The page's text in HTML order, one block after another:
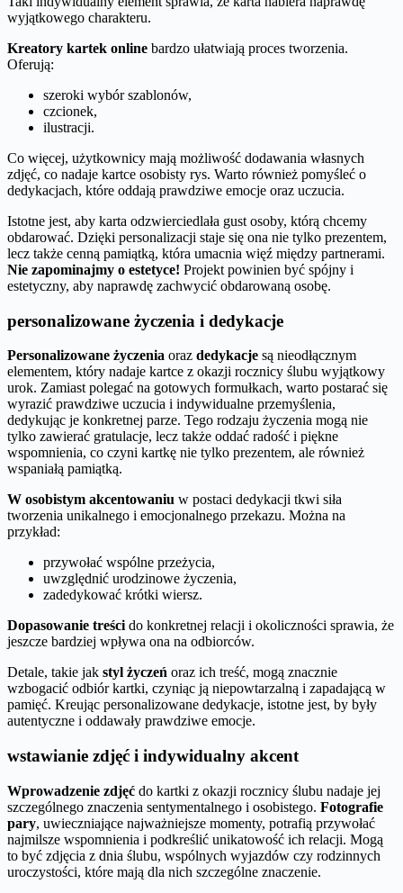
wyjątkowego charakteru.
Kreatory kartek online bardzo ułatwiają proces tworzenia.
Oferują:
szeroki wybór szablonów,
czcionek,
ilustracji.
Co więcej, użytkownicy mają możliwość dodawania własnych
zdjęć, co nadaje kartce osobisty rys. Warto również pomyśleć o
dedykacjach, które oddają prawdziwe emocje oraz uczucia.
Istotne jest, aby karta odzwierciedlała gust osoby, którą chcemy
obdarować. Dzięki personalizacji staje się ona nie tylko prezentem,
lecz także cenną pamiątką, która umacnia więź między partnerami.
Nie zapominajmy o estetyce! Projekt powinien być spójny i
estetyczny, aby naprawdę zachwycić obdarowaną osobę.
personalizowane życzenia i dedykacje
Personalizowane życzenia oraz dedykacje są nieodłącznym
elementem, który nadaje kartce z okazji rocznicy ślubu wyjątkowy
urok. Zamiast polegać na gotowych formułkach, warto postarać się
wyrazić prawdziwe uczucia i indywidualne przemyślenia,
dedykując je konkretnej parze. Tego rodzaju życzenia mogą nie
tylko zawierać gratulacje, lecz także oddać radość i piękne
wspomnienia, co czyni kartkę nie tylko prezentem, ale również
wspaniałą pamiątką.
W osobistym akcentowaniu w postaci dedykacji tkwi siła
tworzenia unikalnego i emocjonalnego przekazu. Można na
przykład:
przywołać wspólne przeżycia,
uwzględnić urodzinowe życzenia,
zadedykować krótki wiersz.
Dopasowanie treścido konkretnej relacji i okoliczności sprawia, że
jeszcze bardziej wpływa ona na odbiorców.
Detale, takie jak styl życzeń oraz ich treść, mogą znacznie
wzbogacić odbiór kartki, czyniąc ją niepowtarzalną i zapadającą w
pamięć. Kreując personalizowane dedykacje, istotne jest, by były
autentyczne i oddawały prawdziwe emocje.
wstawianie zdjęć i indywidualny akcent
Wprowadzenie zdjęć do kartki z okazji rocznicy ślubu nadaje jej
szczególnego znaczenia sentymentalnego i osobistego. Fotografie
pary, uwieczniające najważniejsze momenty, potrafią przywołać
najmilsze wspomnienia i podkreślić unikatowość ich relacji. Mogą
to być zdjęcia z dnia ślubu, wspólnych wyjazdów czy rodzinnych
uroczystości, które mają dla nich szczególne znaczenie.